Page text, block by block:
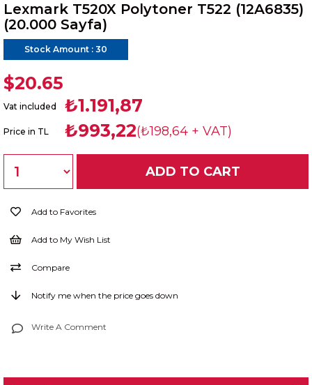
Lexmark T520X Polytoner T522 (12A6835)
(20.000 Sayfa)
Stock Amount : 30
$20.65
Vat included ₺1.191,87
Price in TL ₺993,22(₺198,64 + VAT)
Add to Favorites
Add to My Wish List
Compare
Notify me when the price goes down
Write A Comment